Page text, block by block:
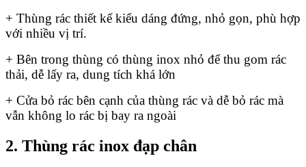
+ Thùng rác thiết kế kiểu dáng đứng, nhỏ gọn, phù hợp
với nhiều vị trí.
+ Bên trong thùng có thùng inox nhỏ để thu gom rác
thải, dễ lấy ra, dung tích khá lớn
+ Cửa bỏ rác bên cạnh của thùng rác và dễ bỏ rác mà
vẫn không lo rác bị bay ra ngoài
2. Thùng rác inox đạp chân